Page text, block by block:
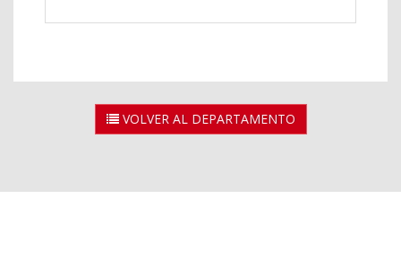
VOLVER AL DEPARTAMENTO